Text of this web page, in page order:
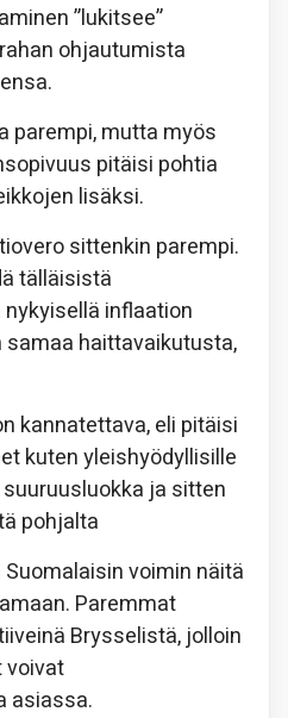
”lukitsee”
ohjautumista
parempi, mutta myös
pitäisi pohtia
lisäksi.
sittenkin parempi.
tälläisistä
nykyisellä inflaation
haittavaikutusta,
kannatettava, eli pitäisi
kuten yleishyödyllisille
ja sitten
pohjalta
voimin näitä
Paremmat
Brysselistä, jolloin
voivat
asiassa.